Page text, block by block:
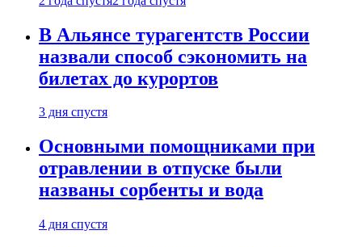
В Альянсе турагентств России
назвали способ сэкономить на
билетах до курортов
3 дня спустя
Основными помощниками при
отравлении в отпуске были
названы сорбенты и вода
4 дня спустя